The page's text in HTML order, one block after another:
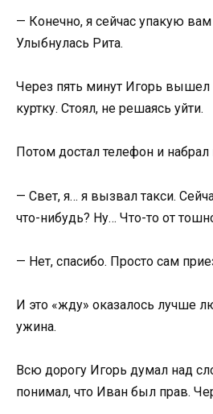
— Конечно, я сейчас упакую
Улыбнулась Рита.
Через пять минут Игорь
куртку. Стоял, не решаясь уйти.
Потом достал телефон и
— Свет, я… я вызвал такси.
что-нибудь? Ну… Что-то от
— Нет, спасибо. Просто сам
И это «жду» оказалось лучше
ужина.
Всю дорогу Игорь думал над
понимал, что Иван был прав.